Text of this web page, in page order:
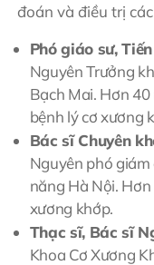
đoán và điều trị
Phó giáo sư,
Nguyên Trưởng
Bạch Mai. Hơn
bệnh lý cơ xương
Bác sĩ Chuyên
Nguyên phó giám
năng Hà Nội.
xương khớp.
Thạc sĩ, Bác sĩ
Khoa Cơ Xương